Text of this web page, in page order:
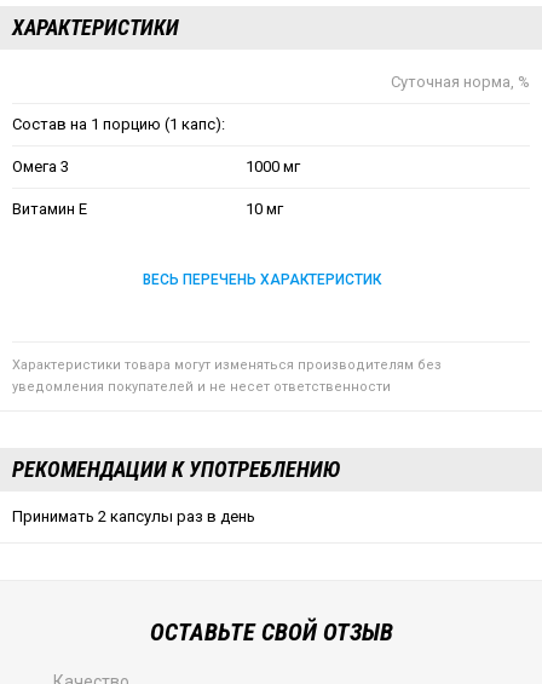
ХАРАКТЕРИСТИКИ
Суточная норма, %
Состав на 1 порцию (1 капс):
Омега 3 1000 мг
Витамин Е 10 мг
ВЕСЬ ПЕРЕЧЕНЬ ХАРАКТЕРИСТИК
Характеристики товара могут изменяться производителям без
уведомления покупателей и не несет ответственности
РЕКОМЕНДАЦИИ К УПОТРЕБЛЕНИЮ
Принимать 2 капсулы раз в день
ОСТАВЬТЕ СВОЙ ОТЗЫВ